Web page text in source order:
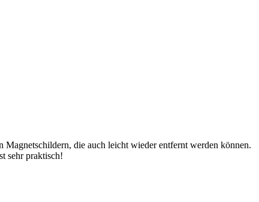
die auch leicht wieder entfernt werden können.
sehr praktisch!